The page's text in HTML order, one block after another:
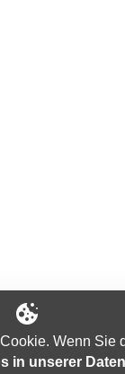
Wenn Sie
in unserer